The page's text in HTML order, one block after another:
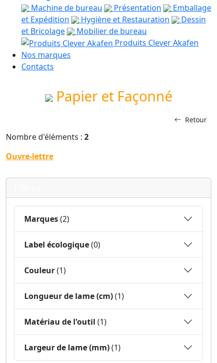
Machine de bureau
Présentation
Emballage
et Expédition
Hygiène et Restauration
Dessin
et Bricolage
Mobilier de bureau
Produits Clever Akafen
Nos marques
Contacts
Papier et Façonné
Retour
Nombre d'éléments : 2
Ouvre-lettre
Marques(2)
Label écologique(0)
Couleur(1)
Longueur de lame (cm)(1)
Matériau de l'outil (1)
Largeur de lame (mm)(1)